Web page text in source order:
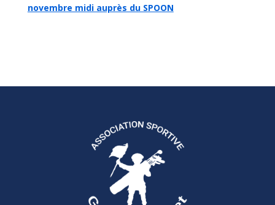
novembre midi auprès du SPOON